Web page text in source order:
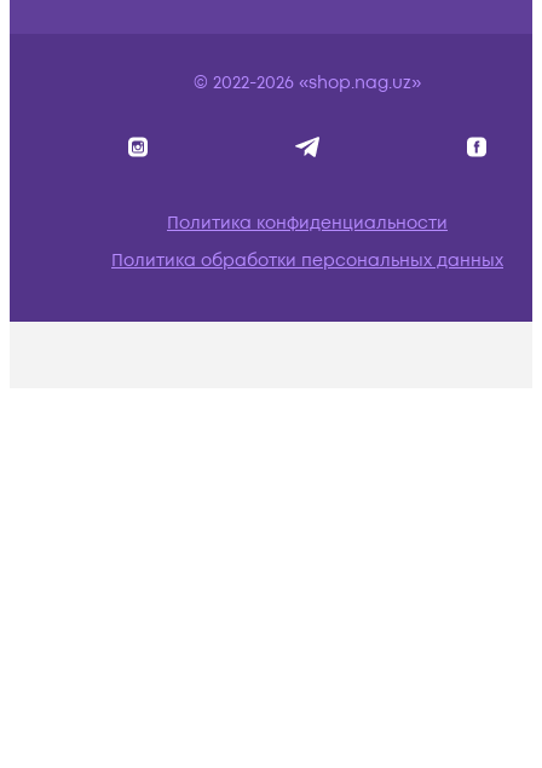
© 2022-2026 «shop.nag.uz»
Политика конфиденциальности
Политика обработки персональных данных